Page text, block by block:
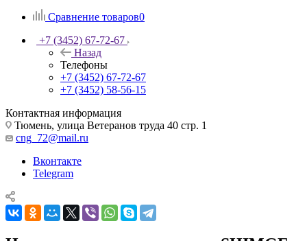
Сравнение товаров0
+7 (3452) 67-72-67
Назад
Телефоны
+7 (3452) 67-72-67
+7 (3452) 58-56-15
Контактная информация
Тюмень, улица Ветеранов труда 40 стр. 1
cng_72@mail.ru
Вконтакте
Telegram